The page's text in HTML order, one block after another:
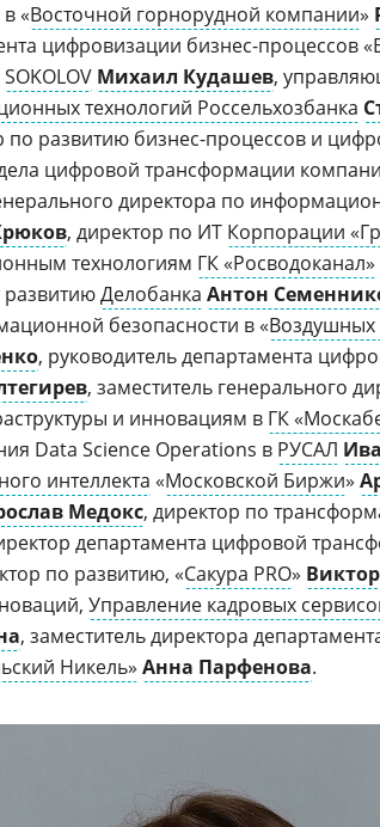
«Восточной горнорудной компании»
цифровизации бизнес-процессов
SOKOLOV Михаил Кудашев,
технологий Россельхозбанка
по развитию бизнес-процессов и
цифровой трансформации
директора по
, директор по ИТ Корпорации
технологиям ГК «Росводоканал»
Делобанка Антон
безопасности в «Воздушных
, руководитель департамента
, заместитель генерального
и инновациям в ГК
Data Science Operations в РУСАЛ
интеллекта «Московской Биржи»
Медокс, директор по
департамента цифровой
по развитию, «Сакура PRO»
Управление кадровых
, заместитель директора
Никель» Анна Парфенова.